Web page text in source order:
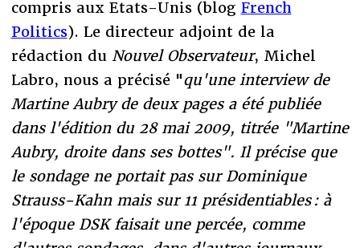
compris aux Etats-Unis (blog French
Politics). Le directeur adjoint de la
rédaction du Nouvel Observateur, Michel
Labro, nous a précisé "qu'une interview de
Martine Aubry de deux pages a été publiée
dans l'édition du 28 mai 2009, titrée "Martine
Aubry, droite dans ses bottes". Il précise que
le sondage ne portait pas sur Dominique
Strauss-Kahn mais sur 11 présidentiables : à
l'époque DSK faisait une percée, comme